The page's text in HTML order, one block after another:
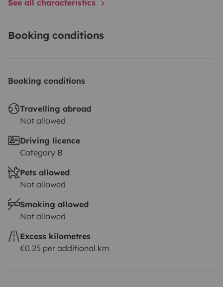
See all characteristics
Booking conditions
Booking conditions
Travelling abroad
Not allowed
Driving licence
Category B
Pets allowed
Not allowed
Smoking allowed
Not allowed
Excess kilometres
€0.25 per additional km